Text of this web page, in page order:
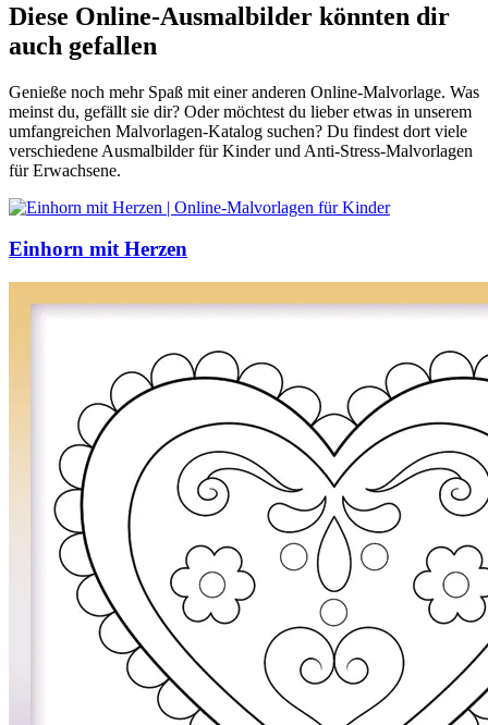
Diese Online-Ausmalbilder könnten dir
auch gefallen
Genieße noch mehr Spaß mit einer anderen Online-Malvorlage. Was
meinst du, gefällt sie dir? Oder möchtest du lieber etwas in unserem
umfangreichen Malvorlagen-Katalog suchen? Du findest dort viele
verschiedene Ausmalbilder für Kinder und Anti-Stress-Malvorlagen
für Erwachsene.
Einhorn mit Herzen